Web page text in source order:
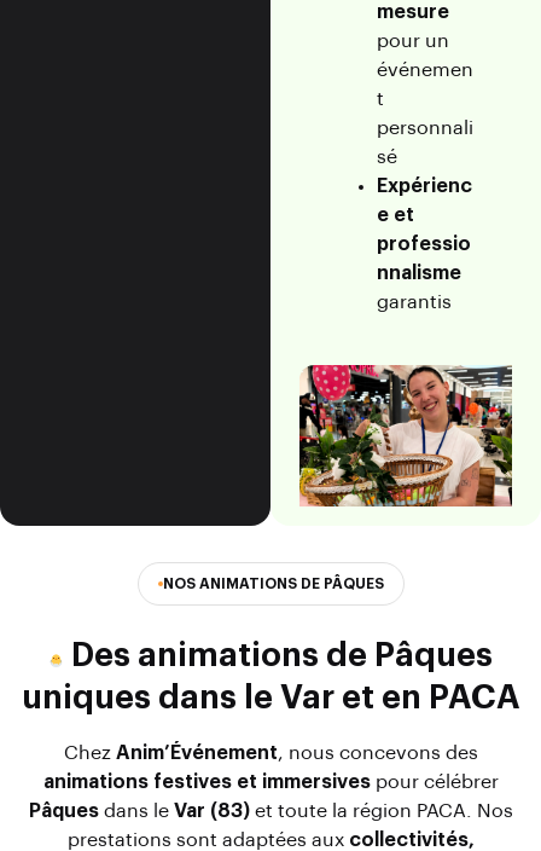
mesure
pour un
événemen
t
personnali
sé
Expérienc
e et
professio
nnalisme
garantis
NOS ANIMATIONS DE PÂQUES
Des animations de Pâques
uniques dans le Var et en PACA
Chez Anim’Événement, nous concevons des
animations festives et immersivespour célébrer
Pâquesdans le Var (83)et toute la région PACA. Nos
prestations sont adaptées aux collectivités,